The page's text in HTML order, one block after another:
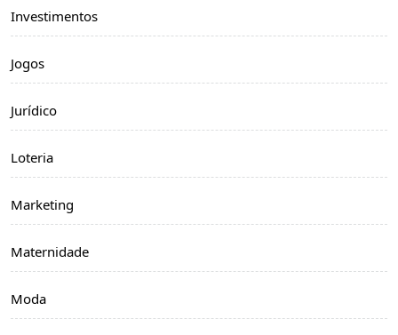
Investimentos
Jogos
Jurídico
Loteria
Marketing
Maternidade
Moda